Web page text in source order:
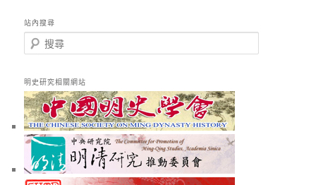
站內搜尋
搜
尋
明史研究相關網站